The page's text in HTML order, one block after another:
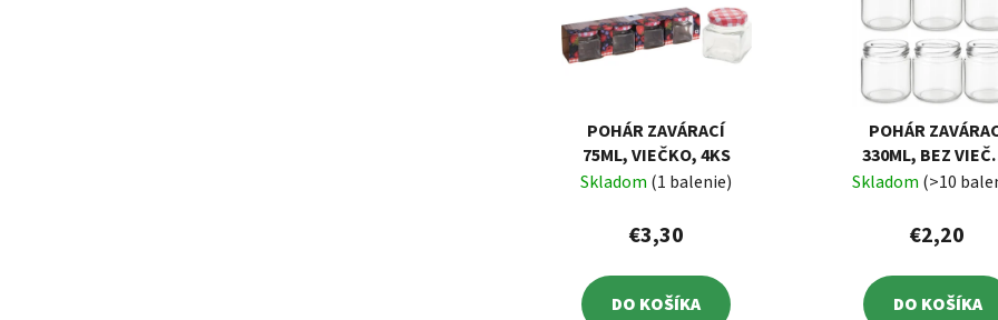
POHÁR ZAVÁRACÍ
75ML, VIEČKO, 4KS
Skladom (1 balenie)
€3,30
DO KOŠÍKA
POHÁR
330ML, BEZ
TO82, BALENIE
Skladom (>10
€2,20
DO KOŠÍKA